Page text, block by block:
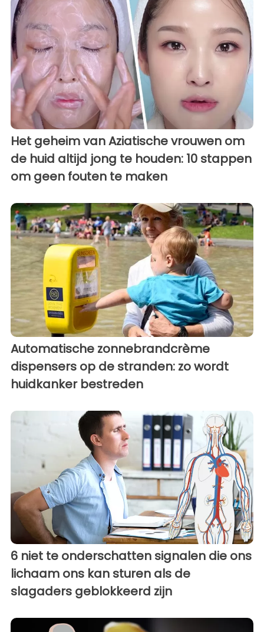
Het geheim van Aziatische vrouwen om
de huid altijd jong te houden: 10 stappen
om geen fouten te maken
Automatische zonnebrandcrème
dispensers op de stranden: zo wordt
huidkanker bestreden
6 niet te onderschatten signalen die ons
lichaam ons kan sturen als de
slagaders geblokkeerd zijn